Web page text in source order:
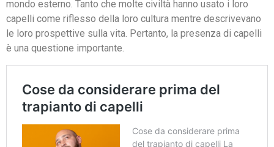
mondo esterno. Tanto che molte civiltà hanno usato i loro
capelli come riflesso della loro cultura mentre descrivevano
le loro prospettive sulla vita. Pertanto, la presenza di capelli
è una questione importante.